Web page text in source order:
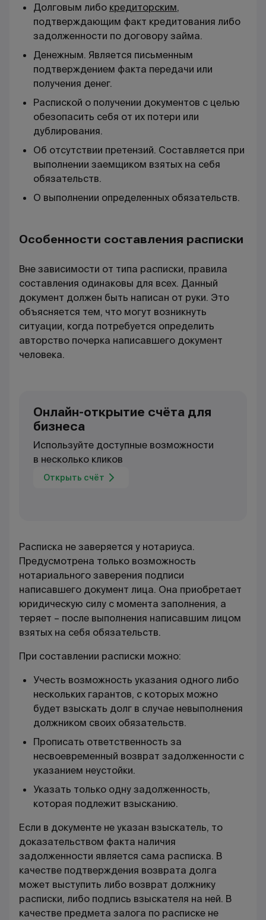
Долговым либо кредиторским,
подтверждающим факт кредитования либо
задолженности по договору займа.
Денежным. Является письменным
подтверждением факта передачи или
получения денег.
Распиской о получении документов с целью
обезопасить себя от их потери или
дублирования.
Об отсутствии претензий. Составляется при
выполнении заемщиком взятых на себя
обязательств.
О выполнении определенных обязательств.
Особенности составления расписки
Вне зависимости от типа расписки, правила
составления одинаковы для всех. Данный
документ должен быть написан от руки. Это
объясняется тем, что могут возникнуть
ситуации, когда потребуется определить
авторство почерка написавшего документ
человека.
Онлайн-открытие счёта для
бизнеса
Используйте доступные возможности
в несколько кликов
Открыть счёт
Расписка не заверяется у нотариуса.
Предусмотрена только возможность
нотариального заверения подписи
написавшего документ лица. Она приобретает
юридическую силу с момента заполнения, а
теряет – после выполнения написавшим лицом
взятых на себя обязательств.
При составлении расписки можно:
Учесть возможность указания одного либо
нескольких гарантов, с которых можно
будет взыскать долг в случае невыполнения
должником своих обязательств.
Прописать ответственность за
несвоевременный возврат задолженности с
указанием неустойки.
Указать только одну задолженность,
которая подлежит взысканию.
Если в документе не указан взыскатель, то
доказательством факта наличия
задолженности является сама расписка. В
качестве подтверждения возврата долга
может выступить либо возврат должнику
расписки, либо подпись взыскателя на ней. В
качестве предмета залога по расписке не